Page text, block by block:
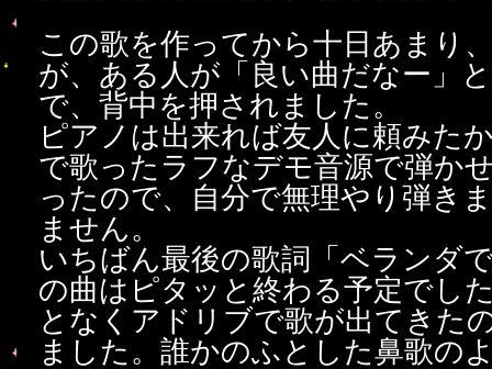
この歌を作ってから十日あまり
が、ある人が「良い曲だなー」
で、背中を押されました。
ピアノは出来れば友人に頼みた
で歌ったラフなデモ音源で弾か
ったので、自分で無理やり弾き
ません。
いちばん最後の歌詞「ベランダ
の曲はピタッと終わる予定でし
となくアドリブで歌が出てきた
ました。誰かのふとした鼻歌の